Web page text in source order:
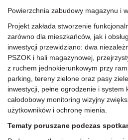
Powierzchnia zabudowy magazynu i
Projekt zakłada stworzenie
zarówno dla mieszkańców, jak i
inwestycji przewidziano: dwa
PSZOK i hali magazynowej,
z ruchem jednokierunkowym przy
parking, tereny zielone oraz pasy
inwestycji, pełne ogrodzenie i system
całodobowy monitoring wizyjny
użytkowników i ochronę mienia.
Tematy poruszane podczas